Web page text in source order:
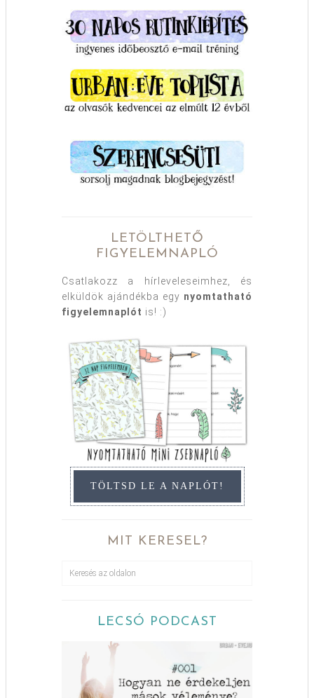
LETÖLTHETŐ
FIGYELEMNAPLÓ
Csatlakozz a hírleveleseimhez, és
elküldök ajándékba egy nyomtatható
figyelemnaplót is! :)
TÖLTSD LE A NAPLÓT!
MIT KERESEL?
LECSÓ PODCAST